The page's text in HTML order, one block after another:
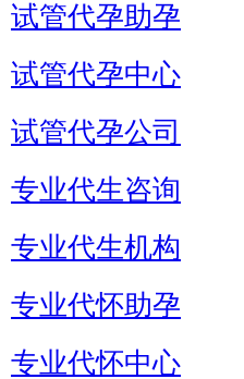
试管代孕助孕
试管代孕中心
试管代孕公司
专业代生咨询
专业代生机构
专业代怀助孕
专业代怀中心